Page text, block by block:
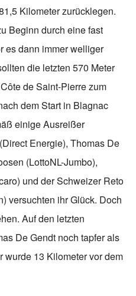
Kilometer zurücklegen.
Beginn durch eine fast
es dann immer welliger
die letzten 570 Meter
de Saint-Pierre zum
dem Start in Blagnac
einige Ausreißer
Energie), Thomas De
(LottoNL-Jumbo),
und der Schweizer Reto
versuchten ihr Glück. Doch
Auf den letzten
De Gendt noch tapfer als
13 Kilometer vor dem